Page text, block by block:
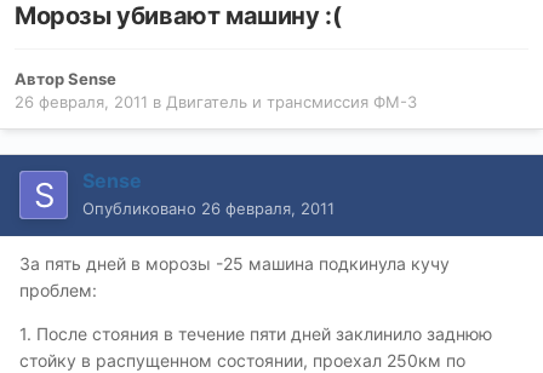
Морозы убивают машину :(
АвторSense
26 февраля, 2011 в Двигатель и трансмиссия ФМ-3
Sense
Опубликовано 26 февраля, 2011
За пять дней в морозы -25 машина подкинула кучу
проблем:
1. После стояния в течение пяти дней заклинило заднюю
стойку в распущенном состоянии, проехал 250км по